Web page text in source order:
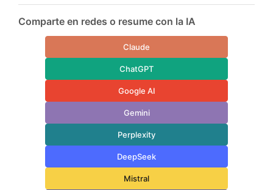
Comparte en redes o resume con la IA
Claude
ChatGPT
Google AI
Gemini
Perplexity
DeepSeek
Mistral